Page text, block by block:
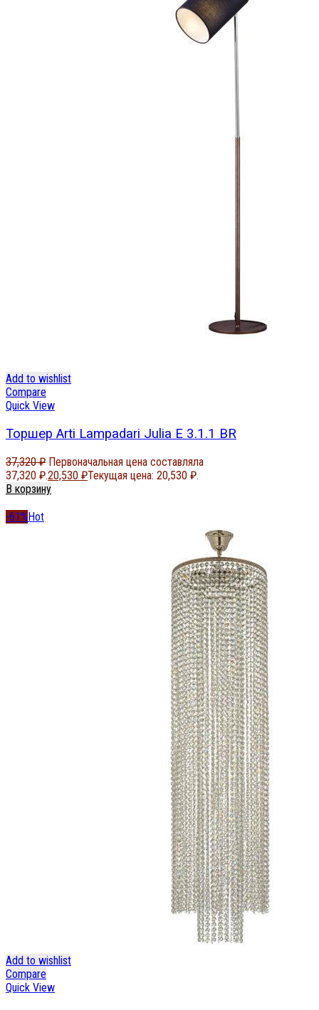
Add to wishlist
Compare
Quick View
Торшер Arti Lampadari Julia E 3.1.1 BR
37,320₽ Первоначальная цена составляла
37,320 ₽.20,530 ₽Текущая цена: 20,530 ₽.
В корзину
-61%Hot
Add to wishlist
Compare
Quick View